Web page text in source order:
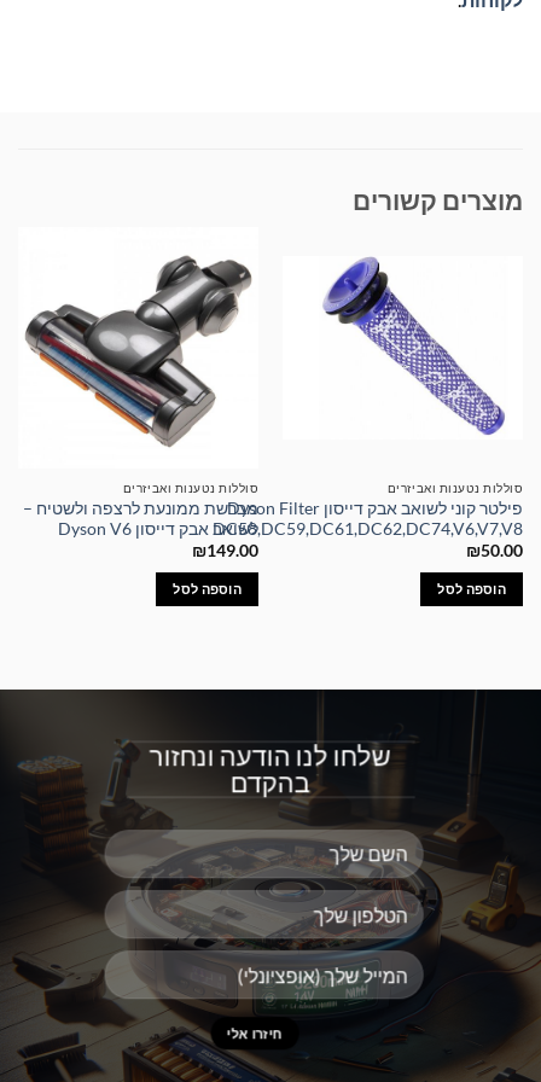
מוצרים קשורים
סוללות נטענות ואביזרים
פילטר קוני לשואב אבק דייסון Dyson Filter
DC58,DC59,DC61,DC62,DC74,V6,V7,V8
₪50.00
הוספה לסל
סוללות נטענות ואביזרים
מברשת ממונעת לרצפה ולשטיח –
לשואב אבק דייסון Dyson V6
₪149.00
הוספה לסל
שלחו לנו הודעה ונחזור
בהקדם